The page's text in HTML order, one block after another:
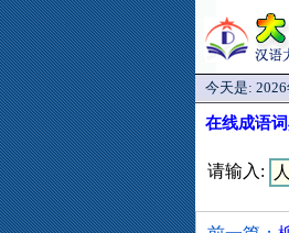
今天是:
在线成语
请输入: